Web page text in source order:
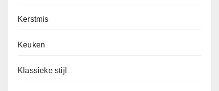
Kerstmis
Keuken
Klassieke stijl